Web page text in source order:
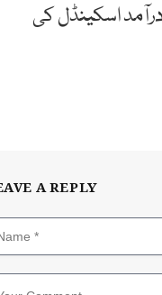
درآمد اسکینڈل کی
A REPLY